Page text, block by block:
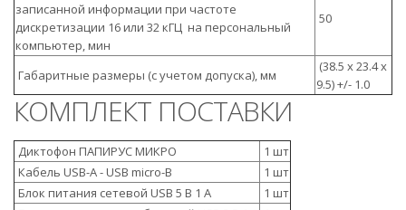
записанной информации при частоте
дискретизации 16 или 32 кГЦ на персональный
компьютер, мин
50
Габаритные размеры (с учетом допуска), мм
(38.5 х 23.4 х
9.5) +/- 1.0
КОМПЛЕКТ ПОСТАВКИ
Диктофон ПАПИРУС МИКРО
1 шт
Кабель USB-A - USB micro-B
1 шт
Блок питания сетевой USB 5 В 1 А
1 шт